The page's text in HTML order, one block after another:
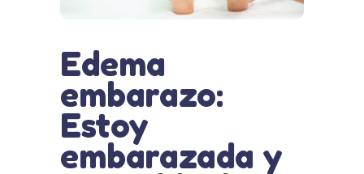
Edema
embarazo:
Estoy
embarazada y